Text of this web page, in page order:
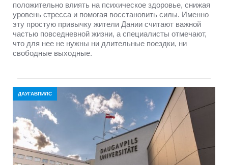
положительно влиять на психическое здоровье, снижая
уровень стресса и помогая восстановить силы. Именно
эту простую привычку жители Дании считают важной
частью повседневной жизни, а специалисты отмечают,
что для нее не нужны ни длительные поездки, ни
свободные выходные.
ДАУГАВПИЛС